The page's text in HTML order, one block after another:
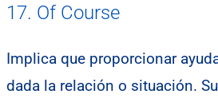
17. Of Course
Implica que proporcionar
dada la relación o situación.